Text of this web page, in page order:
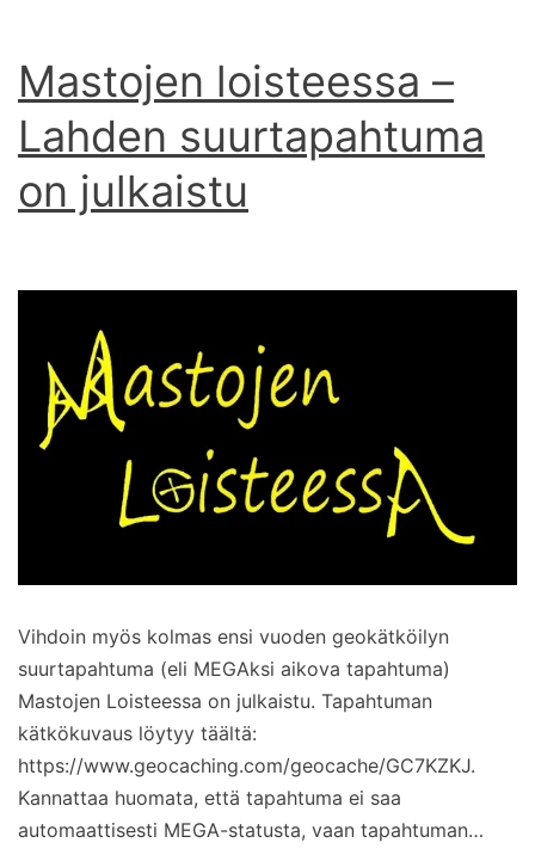
Mastojen loisteessa –
Lahden suurtapahtuma
on julkaistu
Vihdoin myös kolmas ensi vuoden geokätköilyn
suurtapahtuma (eli MEGAksi aikova tapahtuma)
Mastojen Loisteessa on julkaistu. Tapahtuman
kätkökuvaus löytyy täältä:
https://www.geocaching.com/geocache/GC7KZKJ.
Kannattaa huomata, että tapahtuma ei saa
automaattisesti MEGA-statusta, vaan tapahtuman…